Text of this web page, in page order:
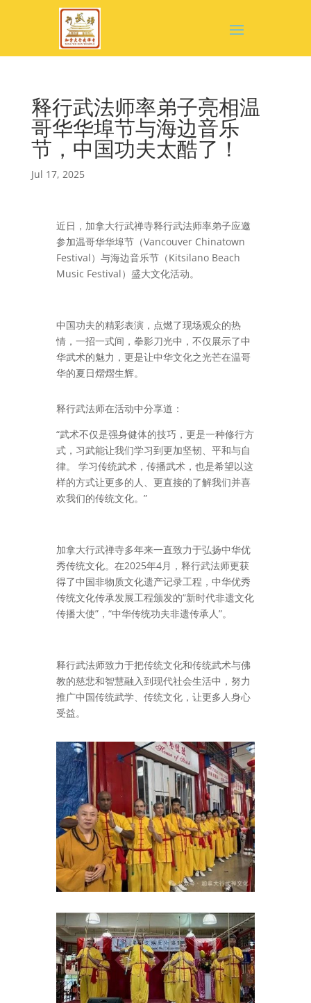
释行武法师率弟子亮相温
哥华华埠节与海边音乐
节，中国功夫太酷了！
Jul 17, 2025
近日，加拿大行武禅寺释行武法师率弟子应邀
参加温哥华华埠节（Vancouver Chinatown
Festival）与海边音乐节（Kitsilano Beach
Music Festival）盛大文化活动。
中国功夫的精彩表演，点燃了现场观众的热
情，一招一式间，拳影刀光中，不仅展示了中
华武术的魅力，更是让中华文化之光芒在温哥
华的夏日熠熠生辉。
释行武法师在活动中分享道：
“武术不仅是强身健体的技巧，更是一种修行方
式，习武能让我们学习到更加坚韧、平和与自
律。 学习传统武术，传播武术，也是希望以这
样的方式让更多的人、更直接的了解我们并喜
欢我们的传统文化。”
加拿大行武禅寺多年来一直致力于弘扬中华优
秀传统文化。在2025年4月，释行武法师更获
得了中国非物质文化遗产记录工程，中华优秀
传统文化传承发展工程颁发的“新时代非遗文化
传播大使”，“中华传统功夫非遗传承人”。
释行武法师致力于把传统文化和传统武术与佛
教的慈悲和智慧融入到现代社会生活中，努力
推广中国传统武学、传统文化，让更多人身心
受益。